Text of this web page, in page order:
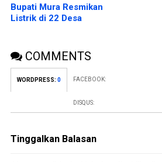
Bupati Mura Resmikan
Listrik di 22 Desa
COMMENTS
WORDPRESS: 0 FACEBOOK:
DISQUS:
Tinggalkan Balasan